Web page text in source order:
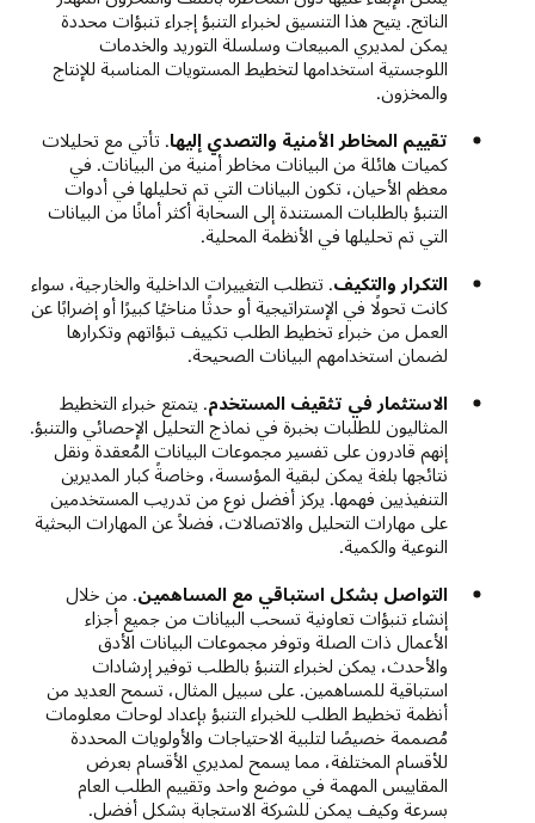
الناتج. يتيح هذا التنسيق لخبراء التنبؤ إجراء تنبؤات محددة
يمكن لمديري المبيعات وسلسلة التوريد والخدمات
اللوجستية استخدامها لتخطيط المستويات المناسبة للإنتاج
والمخزون.
تقييم المخاطر الأمنية والتصدي إليها. تأتي مع تحليلات
كميات هائلة من البيانات مخاطر أمنية من البيانات. في
معظم الأحيان، تكون البيانات التي تم تحليلها في أدوات
التنبؤ بالطلبات المستندة إلى السحابة أكثر أمانًا من البيانات
التي تم تحليلها في الأنظمة المحلية.
التكرار والتكيف. تتطلب التغييرات الداخلية والخارجية، سواء
كانت تحولًا في الإستراتيجية أو حدثًا مناخيًا كبيرًا أو إضرابًا عن
العمل من خبراء تخطيط الطلب تكييف تبؤاتهم وتكرارها
لضمان استخدامهم البيانات الصحيحة.
الاستثمار في تثقيف المستخدم. يتمتع خبراء التخطيط
المثاليون للطلبات بخبرة في نماذج التحليل الإحصائي والتنبؤ.
إنهم قادرون على تفسير مجموعات البيانات المُعقدة ونقل
نتائجها بلغة يمكن لبقية المؤسسة، وخاصةً كبار المديرين
التنفيذيين فهمها. يركز أفضل نوع من تدريب المستخدمين
على مهارات التحليل والاتصالات، فضلاً عن المهارات البحثية
النوعية والكمية.
التواصل بشكل استباقي مع المساهمين. من خلال
إنشاء تنبؤات تعاونية تسحب البيانات من جميع أجزاء
الأعمال ذات الصلة وتوفر مجموعات البيانات الأدق
والأحدث، يمكن لخبراء التنبؤ بالطلب توفير إرشادات
استباقية للمساهمين. على سبيل المثال، تسمح العديد من
أنظمة تخطيط الطلب للخبراء التنبؤ بإعداد لوحات معلومات
مُصممة خصيصًا لتلبية الاحتياجات والأولويات المحددة
للأقسام المختلفة، مما يسمح لمديري الأقسام بعرض
المقاييس المهمة في موضع واحد وتقييم الطلب العام
بسرعة وكيف يمكن للشركة الاستجابة بشكل أفضل.